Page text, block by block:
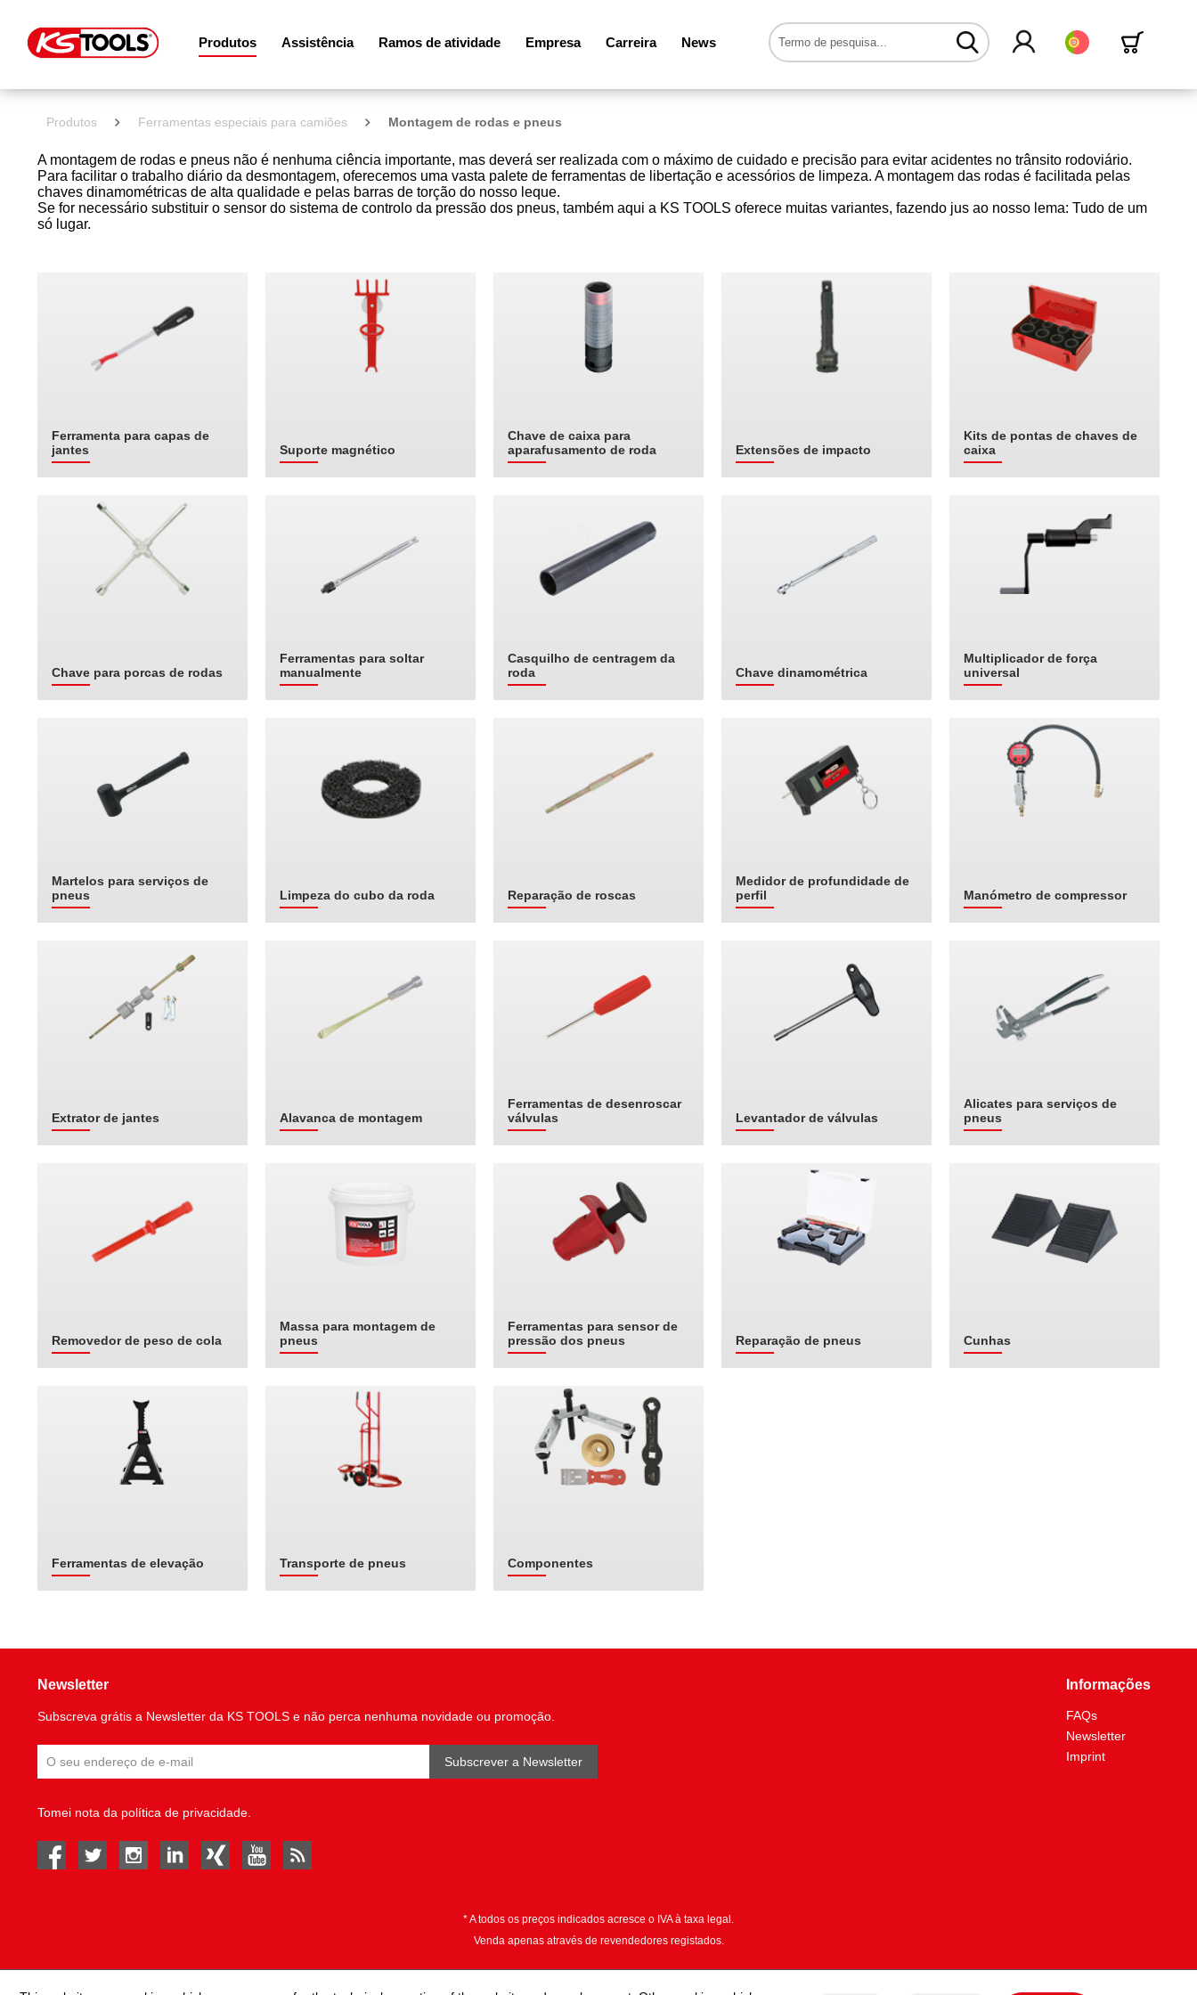
Produtos Assistência Ramos de atividade Empresa Carreira News Português
Produtos Ferramentas especiais para camiões Montagem de rodas e pneus
A montagem de rodas e pneus não é nenhuma ciência importante, mas deverá ser realizada com o máximo de cuidado e precisão para evitar acidentes no trânsito rodoviário.
Para facilitar o trabalho diário da desmontagem, oferecemos uma vasta palete de ferramentas de libertação e acessórios de limpeza. A montagem das rodas é facilitada pelas
chaves dinamométricas de alta qualidade e pelas barras de torção do nosso leque.
Se for necessário substituir o sensor do sistema de controlo da pressão dos pneus, também aqui a KS TOOLS oferece muitas variantes, fazendo jus ao nosso lema: Tudo de um
só lugar.
Ferramenta para capas de
jantes
Suporte magnético
Chave de caixa para
aparafusamento de roda
Extensões de impacto
Kits de pontas de chaves de
caixa
Chave para porcas de rodas
Ferramentas para soltar
manualmente
Casquilho de centragem da
roda
Chave dinamométrica
Multiplicador de força
universal
Martelos para serviços de
pneus
Limpeza do cubo da roda Reparação de roscas
Medidor de profundidade de
perfil
Manómetro de compressor
Extrator de jantes Alavanca de montagem
Ferramentas de desenroscar
válvulas
Levantador de válvulas
Alicates para serviços de
pneus
Removedor de peso de cola
Massa para montagem de
pneus
Ferramentas para sensor de
pressão dos pneus
Reparação de pneus Cunhas
Ferramentas de elevação Transporte de pneus Componentes
Newsletter
Subscreva grátis a Newsletter da KS TOOLS e não perca nenhuma novidade ou promoção.
Subscrever a Newsletter
Tomei nota da política de privacidade
facebook twitter instagramlinked in Xing youtube
Informações
FAQs
Newsletter
Imprint
* A todos os preços indicados acresce o IVA à taxa legal.
Venda apenas através de revendedores registados.